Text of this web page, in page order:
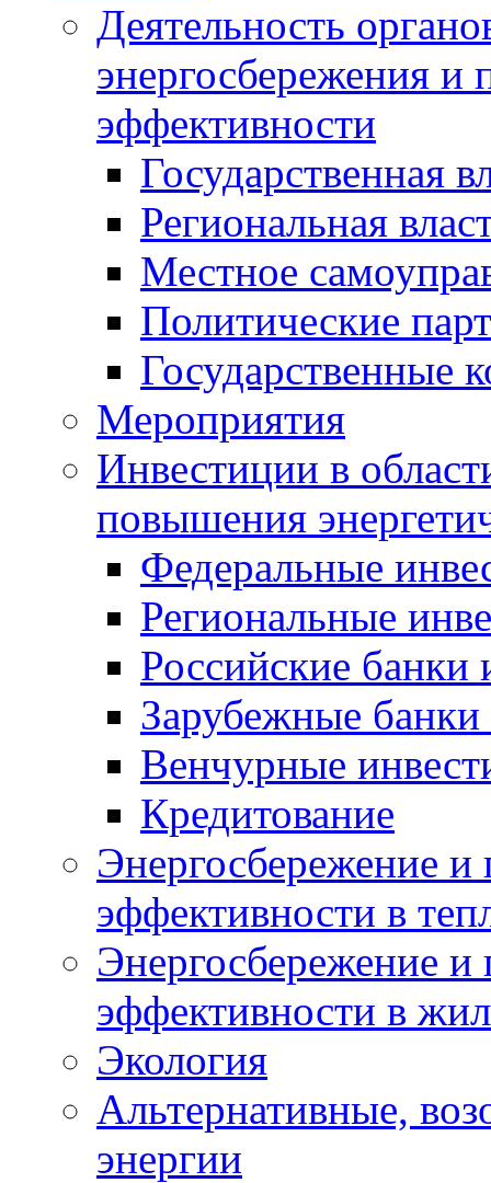
Деятельность
энергосбережения и
эффективности
Государственная
Региональная
Местное
Политические
Государственные
Мероприятия
Инвестиции в
повышения
Федеральные
Региональные
Российские
Зарубежные
Венчурные
Кредитование
Энергосбережение и
эффективности в
Энергосбережение и
эффективности в
Экология
Альтернативные,
энергии